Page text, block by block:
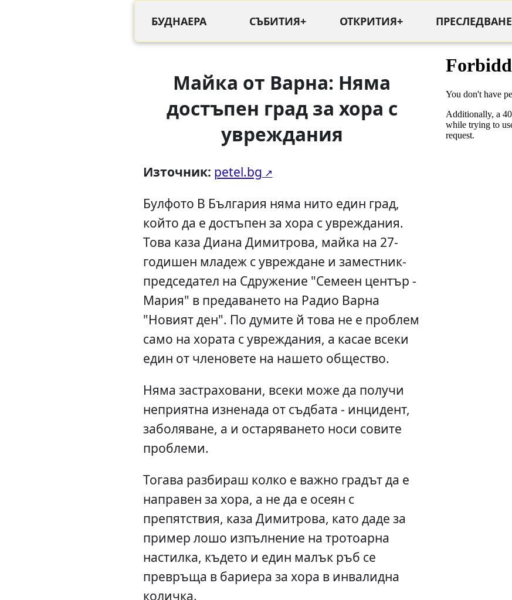
БУДНАЕРА СЪБИТИЯ+ ОТКРИТИЯ+ ПРЕСЛЕДВАНЕ
Майка от Варна: Няма
достъпен град за хора с
увреждания
Източник: petel.bg
Булфото В България няма нито един град,
който да е достъпен за хора с увреждания.
Това каза Диана Димитрова, майка на 27-
годишен младеж с увреждане и заместник-
председател на Сдружение "Семеен център -
Мария" в предаването на Радио Варна
"Новият ден". По думите й това не е проблем
само на хората с увреждания, а касае всеки
един от членовете на нашето общество.
Няма застраховани, всеки може да получи
неприятна изненада от съдбата - инцидент,
заболяване, а и остаряването носи совите
проблеми.
Тогава разбираш колко е важно градът да е
направен за хора, а не да е осеян с
препятствия, каза Димитрова, като даде за
пример лошо изпълнение на тротоарна
настилка, където и един малък ръб се
превръща в бариера за хора в инвалидна
количка.